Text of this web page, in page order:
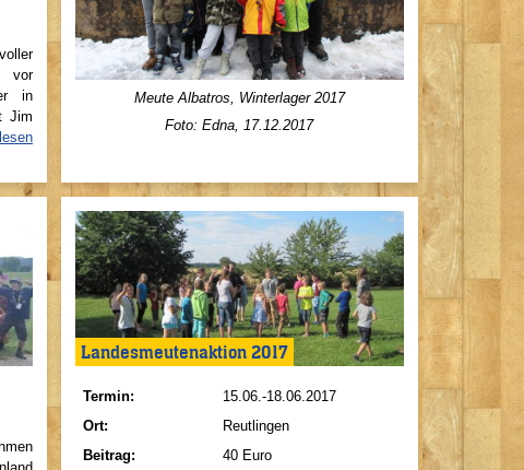
vor
in
Jim
Meute Albatros, Winterlager 2017
Foto: Edna, 17.12.2017
Landesmeutenaktion 2017
Termin:
15.06.-18.06.2017
Ort:
Reutlingen
Beitrag:
40 Euro